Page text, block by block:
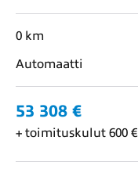
0 km
Automaatti
53 308 €
+ toimituskulut 600 €